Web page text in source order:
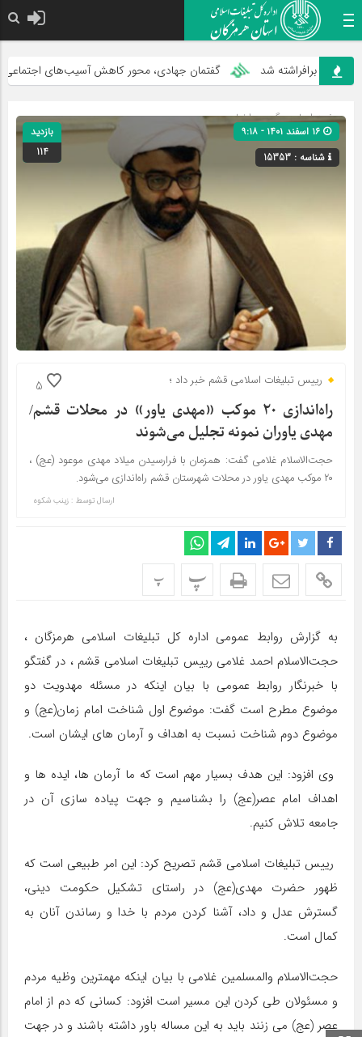
برافراشته شد گفتمان جهادی، محور کاهش آسیب‌های اجتماعی
صفحه اصلی» گروه »اخبار
شناسه : 15353
بازدید
114
5 رییس تبلیغات اسلامی قشم خبر داد ؛
راه‌اندازی ۲۰ موکب «مهدی یاور» در محلات قشم/
مهدی یاوران نمونه تجلیل می‌شوند
حجت‌الاسلام غلامی گفت: همزمان با فرارسیدن میلاد مهدی موعود (عج) ،
۲۰ موکب مهدی یاور در محلات شهرستان قشم راه‌اندازی می‌شود.
ارسال توسط : زینب شکوه
پ پ
به گزارش روابط عمومی اداره کل تبلیغات اسلامی هرمزگان ،
حجت‌الاسلام احمد غلامی رییس‌ تبلیغات اسلامی قشم ، در گفتگو
با خبرنگار روابط عمومی با بیان اینکه در مسئله مهدویت دو
موضوع مطرح است گفت: موضوع اول شناخت امام زمان(عج) و
موضوع دوم شناخت نسبت به اهداف و آرمان های ایشان است.
وی افزود: این هدف بسیار مهم است که ما آرمان ها، ایده ها و
اهداف امام عصر(عج) را بشناسیم و جهت پیاده سازی آن در
جامعه تلاش کنیم.
رییس تبلیغات اسلامی قشم تصریح کرد: این امر طبیعی است که
ظهور حضرت مهدی(عج) در راستای تشکیل حکومت دینی،
گسترش عدل و داد، آشنا کردن مردم با خدا و رساندن آنان به
کمال است.
حجت‌الاسلام والمسلمین غلامی با بیان اینکه مهمترین وظیه مردم
و مسئولان طی کردن این مسیر است افزود: کسانی که دم از امام
عصر (عج) می زنند باید به این مساله باور داشته باشند و در جهت